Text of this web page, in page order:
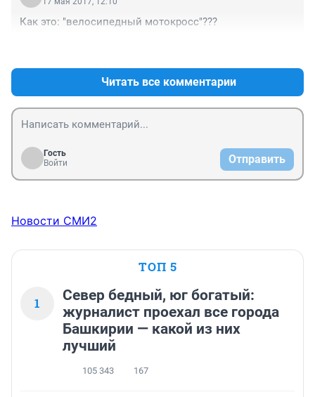
Как это: "велосипедный мотокросс"???
Читать все комментарии
Гость
Войти
Отправить
Новости СМИ2
ТОП 5
1
Север бедный, юг богатый:
журналист проехал все города
Башкирии — какой из них
лучший
105 343 167